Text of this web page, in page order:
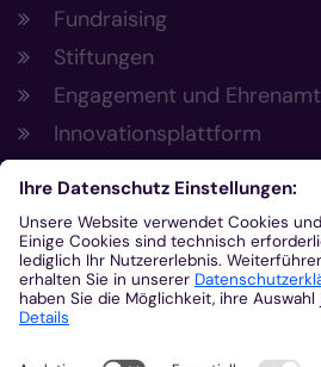
Fundraising
Stiftungen
Engagement und Ehrenamt
Innovationsplattform
Aus der Plattform
Nachrichten
Veranstaltungen
Gottesdienste